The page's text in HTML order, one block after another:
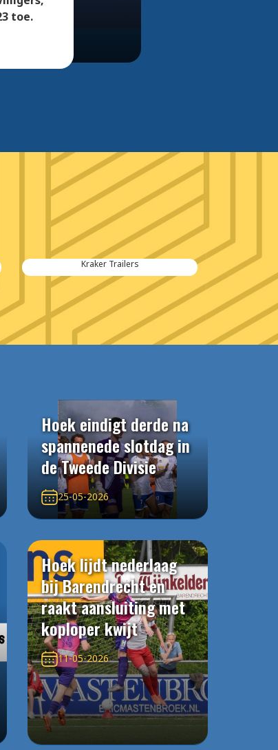
toe.
Kraker Trailers
Hoek eindigt derde na
spannenede slotdag in
de Tweede Divisie
25-05-2026
Hoek lijdt nederlaag
bij Barendrecht en
raakt aansluiting met
koploper kwijt
11-05-2026